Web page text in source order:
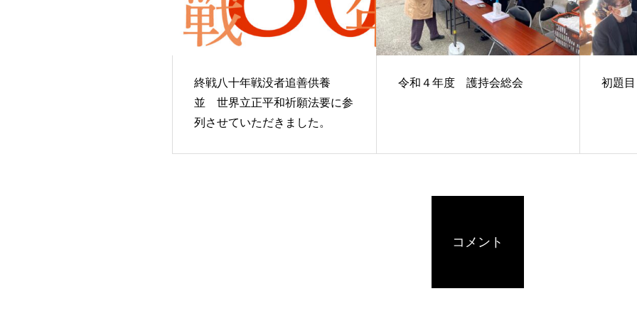
終戦八十年戦没者追善供養
並 世界立正平和祈願法要に参
列させていただきました。
令和４年度 護持会総会 初題
コメント